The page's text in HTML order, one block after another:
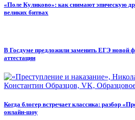
«Поле Куликово»: как снимают эпическую
великих битвах
В Госдуме предложили заменить ЕГЭ новой
аттестации
Когда блогер встречает классика: разбор
онлайн-шоу